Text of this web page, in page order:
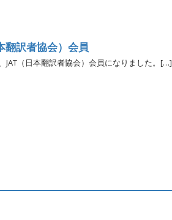
翻訳者協会）会員
JAT（日本翻訳者協会）会員になりました。[…]